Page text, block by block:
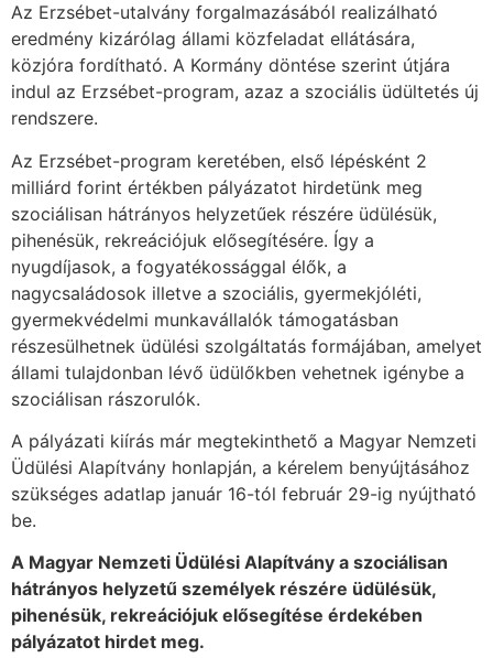
Az Erzsébet-utalvány forgalmazásából realizálható
eredmény kizárólag állami közfeladat ellátására,
közjóra fordítható. A Kormány döntése szerint útjára
indul az Erzsébet-program, azaz a szociális üdültetés új
rendszere.
Az Erzsébet-program keretében, első lépésként 2
milliárd forint értékben pályázatot hirdetünk meg
szociálisan hátrányos helyzetűek részére üdülésük,
pihenésük, rekreációjuk elősegítésére. Így a
nyugdíjasok, a fogyatékossággal élők, a
nagycsaládosok illetve a szociális, gyermekjóléti,
gyermekvédelmi munkavállalók támogatásban
részesülhetnek üdülési szolgáltatás formájában, amelyet
állami tulajdonban lévő üdülőkben vehetnek igénybe a
szociálisan rászorulók.
A pályázati kiírás már megtekinthető a Magyar Nemzeti
Üdülési Alapítvány honlapján, a kérelem benyújtásához
szükséges adatlap január 16-tól február 29-ig nyújtható
be.
A Magyar Nemzeti Üdülési Alapítvány a szociálisan
hátrányos helyzetű személyek részére üdülésük,
pihenésük, rekreációjuk elősegítése érdekében
pályázatot hirdet meg.